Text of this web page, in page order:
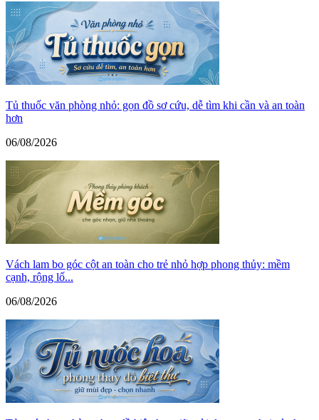
Tủ thuốc văn phòng nhỏ: gọn đồ sơ cứu, dễ tìm khi cần và an toàn
hơn
06/08/2026
Vách lam bo góc cột an toàn cho trẻ nhỏ hợp phong thủy: mềm
cạnh, rộng lố...
06/08/2026